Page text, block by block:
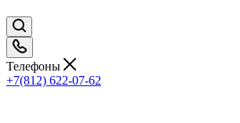
Телефоны
+7(812) 622-07-62